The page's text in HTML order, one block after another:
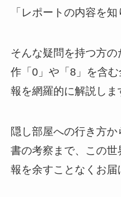
「レポートの内容を知
そんな疑問を持つ方
作「0」や「8」を含
報を網羅的に解説しま
隠し部屋への行き方
書の考察まで、この
報を余すことなくお届